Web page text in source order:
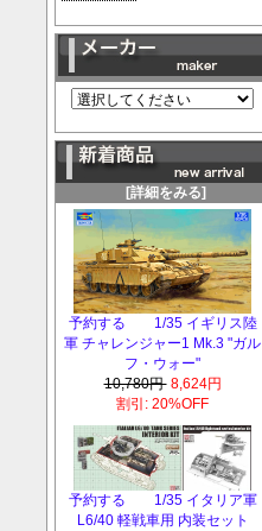
[詳細をみる]
予約する 1/35 イギリス陸
軍 チャレンジャー1 Mk.3 "ガル
フ・ウォー"
10,780円 8,624円
割引: 20%OFF
予約する 1/35 イタリア軍
L6/40 軽戦車用 内装セット